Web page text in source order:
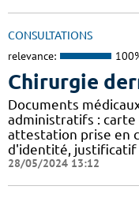
CONSULTATIONS
relevance:
Chirurgie
Documents
administratifs :
attestation prise en
d'identité, justificatif
28/05/2024 13:12